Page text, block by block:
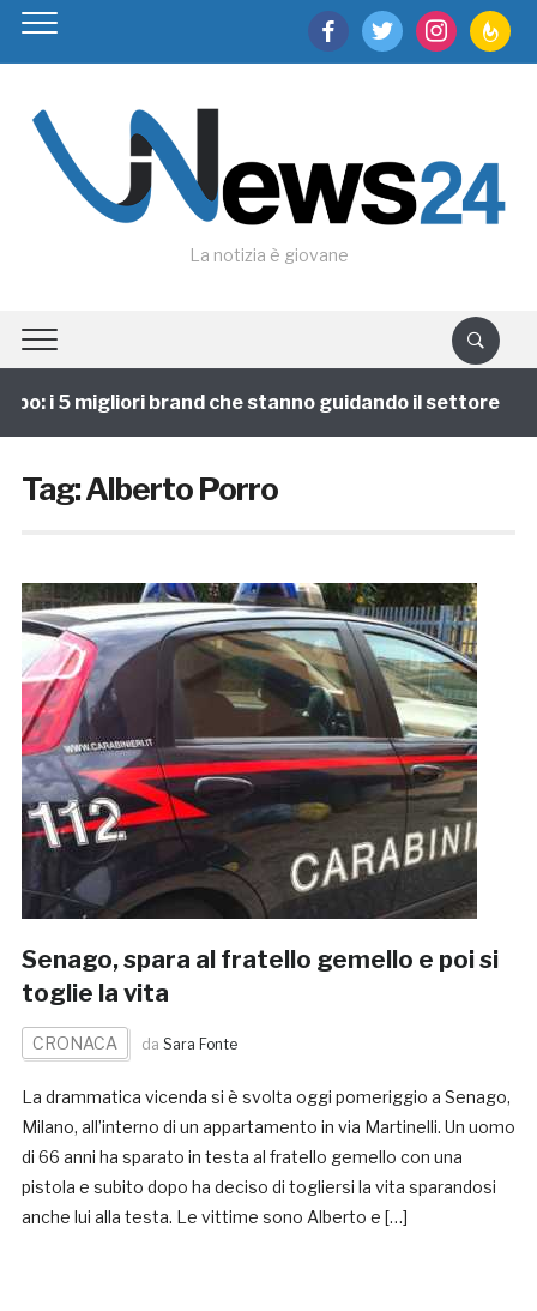
facebooktwitter instagram
La notizia è giovane
i 5 migliori brand che stanno guidando il settore
Tag:Alberto Porro
Senago, spara al fratello gemello e poi si
toglie la vita
CRONACA da Sara Fonte
La drammatica vicenda si è svolta oggi pomeriggio a Senago,
Milano, all’interno di un appartamento in via Martinelli. Un uomo
di 66 anni ha sparato in testa al fratello gemello con una
pistola e subito dopo ha deciso di togliersi la vita sparandosi
anche lui alla testa. Le vittime sono Alberto e […]